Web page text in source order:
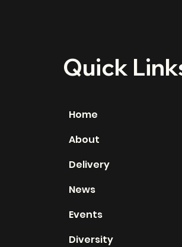
Home
About
Delivery
News
Events
Diversity
Quick